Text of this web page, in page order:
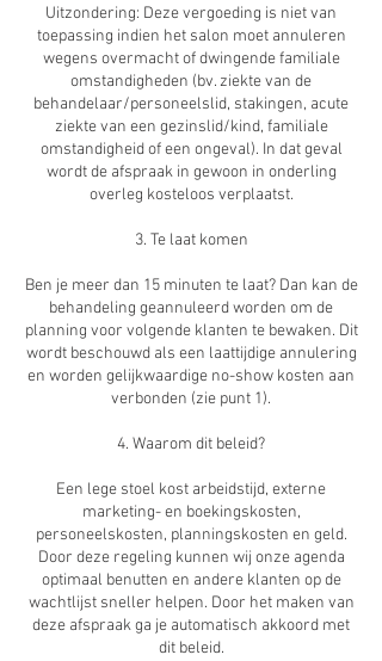
Uitzondering: Deze vergoeding is niet van
toepassing indien het salon moet annuleren
wegens overmacht of dwingende familiale
omstandigheden (bv. ziekte van de
behandelaar/personeelslid, stakingen, acute
ziekte van een gezinslid/kind, familiale
omstandigheid of een ongeval). In dat geval
wordt de afspraak in gewoon in onderling
overleg kosteloos verplaatst.
3. Te laat komen
Ben je meer dan 15 minuten te laat? Dan kan de
behandeling geannuleerd worden om de
planning voor volgende klanten te bewaken. Dit
wordt beschouwd als een laattijdige annulering
en worden gelijkwaardige no-show kosten aan
verbonden (zie punt 1).
4. Waarom dit beleid?
Een lege stoel kost arbeidstijd, externe
marketing- en boekingskosten,
personeelskosten, planningskosten en geld.
Door deze regeling kunnen wij onze agenda
optimaal benutten en andere klanten op de
wachtlijst sneller helpen. Door het maken van
deze afspraak ga je automatisch akkoord met
dit beleid.